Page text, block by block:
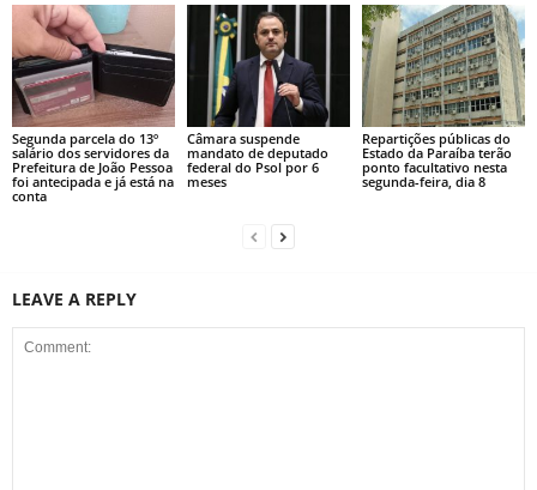
Segunda parcela do 13º
salário dos servidores da
Prefeitura de João Pessoa
foi antecipada e já está na
conta
Câmara suspende
mandato de deputado
federal do Psol por 6
meses
Repartições públicas do
Estado da Paraíba terão
ponto facultativo nesta
segunda-feira, dia 8
LEAVE A REPLY